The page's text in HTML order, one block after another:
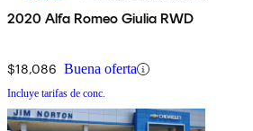
2020 Alfa Romeo Giulia RWD
$18,086 Buena oferta
Incluye tarifas de conc.